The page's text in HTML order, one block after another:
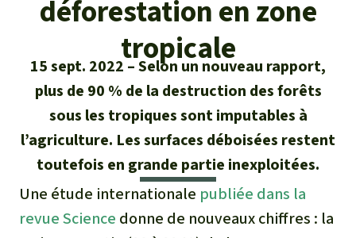
Lettre d'information
La biodiversité
L'huile de palme
Les aires protégées
La forêt tropicale
Le bois tropical
Qui sommes-nous ?
Nous contacter
Questions fréquentes
Rapports annuels
Recherche
Français
Deutsch
English
Español
Italiano
Don pour un thème
Protection des animaux
Protection des forêts tropicales
Soutien aux activistes
Don pour une région
Asie du Sud-Est
Afrique
Amérique latine
déforestation en zone
tropicale
15 sept. 2022
Selon un nouveau rapport,
plus de 90 % de la destruction des forêts
sous les tropiques sont imputables à
l’agriculture. Les surfaces déboisées restent
toutefois en grande partie inexploitées.
Une étude internationale publiée dans la
revue Science donne de nouveaux chiffres : la